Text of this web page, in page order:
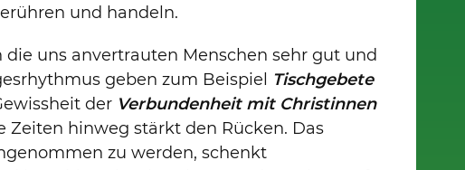
und handeln.
die uns anvertrauten Menschen sehr gut und
geben zum Beispiel
Tischgebete
der Verbundenheit mit Christinnen
hinweg stärkt den Rücken. Das
zu werden, schenkt